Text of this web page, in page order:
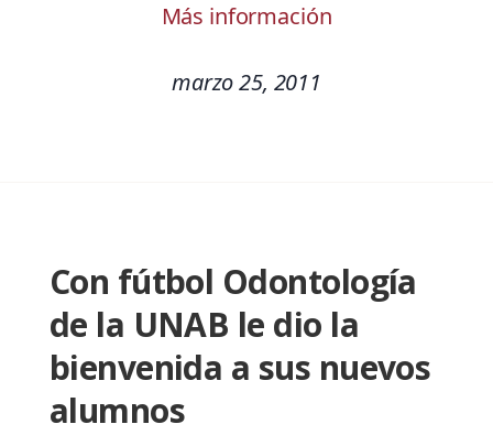
Más información
marzo 25, 2011
Con fútbol Odontología
de la UNAB le dio la
bienvenida a sus nuevos
alumnos